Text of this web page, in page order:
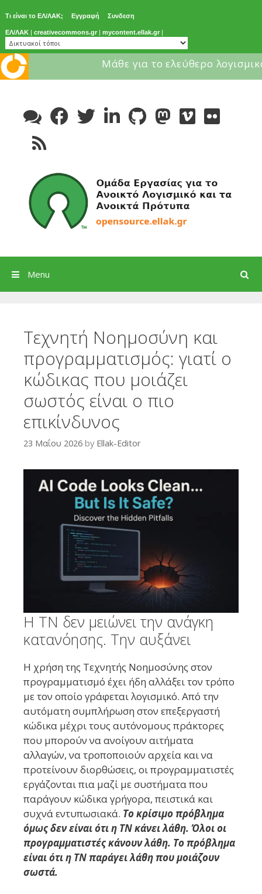
Τι είναι το ΕΛ/ΛΑΚ; Εγγραφή Συνδεση
ΕΛ/ΛΑΚ | creativecommons.gr | mycontent.ellak.gr |
Μάθε για το ελεύθερο
content
Search
Menu
Τεχνητή Νοημοσύνη και
προγραμματισμός: γιατί ο
κώδικας που μοιάζει
σωστός είναι ο πιο
επικίνδυνος
23 Μαΐου 2026 by Ellak-Editor
Η ΤΝ δεν μειώνει την ανάγκη
κατανόησης. Την αυξάνει
Η χρήση της Τεχνητής Νοημοσύνης στον
προγραμματισμό έχει ήδη αλλάξει τον τρόπο
με τον οποίο γράφεται λογισμικό. Από την
αυτόματη συμπλήρωση στον επεξεργαστή
κώδικα μέχρι τους αυτόνομους πράκτορες
που μπορούν να ανοίγουν αιτήματα
αλλαγών, να τροποποιούν αρχεία και να
προτείνουν διορθώσεις, οι προγραμματιστές
εργάζονται πια μαζί με συστήματα που
παράγουν κώδικα γρήγορα, πειστικά και
συχνά εντυπωσιακά. Το κρίσιμο πρόβλημα
όμως δεν είναι ότι η ΤΝ κάνει λάθη. Όλοι οι
προγραμματιστές κάνουν λάθη. Το πρόβλημα
είναι ότι η ΤΝ παράγει λάθη που μοιάζουν
σωστά.